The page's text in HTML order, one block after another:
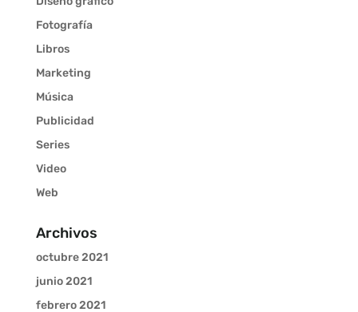
Fotografía
Libros
Marketing
Música
Publicidad
Series
Video
Web
Archivos
octubre 2021
junio 2021
febrero 2021